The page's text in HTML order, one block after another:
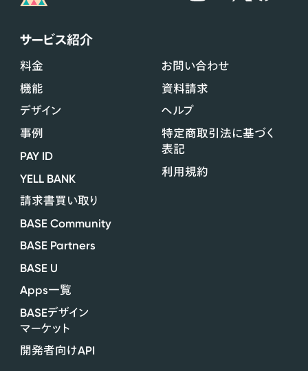
サービス紹介
料金
機能
デザイン
事例
PAY ID
YELL BANK
請求書買い取り
BASE Community
BASE Partners
BASE U
Apps一覧
BASEデザイン
マーケット
開発者向けAPI
お問い合わせ
資料請求
ヘルプ
特定商取引法に基づく
表記
利用規約